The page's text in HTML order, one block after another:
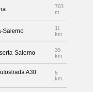
703
m
Salerno
11
km
Salerno
39
km
A30
5
km